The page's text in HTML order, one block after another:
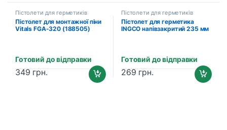
Пістолети для герметиків
Пістолет для монтажної піни
Vitals FGA-320 (188505)
Готовий до відправки
349 грн.
Пістолети для герметиків
Пістолет для герметика
INGCO напівзакритий 235 мм
Готовий до відправки
269 грн.